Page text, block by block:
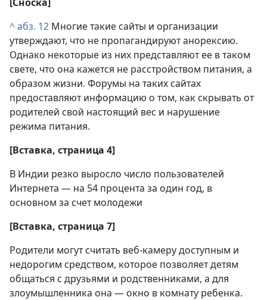
^абз. 12 Многие такие сайты и организации
утверждают, что не пропагандируют анорексию.
Однако некоторые из них представляют ее в таком
свете, что она кажется не расстройством питания, а
образом жизни. Форумы на таких сайтах
предоставляют информацию о том, как скрывать от
родителей свой настоящий вес и нарушение
режима питания.
[Вставка, страница 4]
В Индии резко выросло число пользователей
Интернета — на 54 процента за один год, в
основном за счет молодежи
[Вставка, страница 7]
Родители могут считать веб-камеру доступным и
недорогим средством, которое позволяет детям
общаться с друзьями и родственниками, а для
злоумышленника она — окно в комнату ребенка.